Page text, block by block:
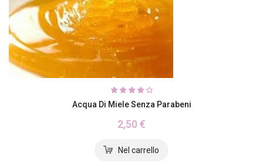
Acqua Di Miele Senza Parabeni
2,50 €